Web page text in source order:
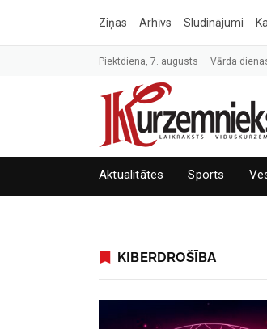
Ziņas Arhīvs Sludinājumi
Piektdiena, 7. augusts Vārda
Aktualitātes Sports
KIBERDROŠĪBA